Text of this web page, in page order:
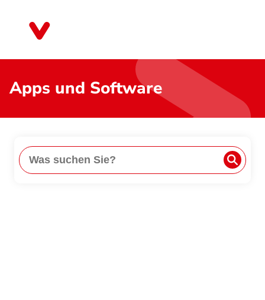
Apps und Software